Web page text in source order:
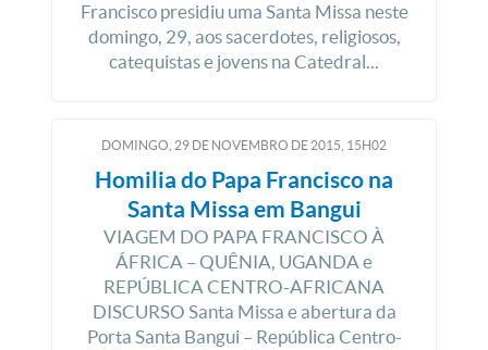
Francisco presidiu uma Santa Missa neste
domingo, 29, aos sacerdotes, religiosos,
catequistas e jovens na Catedral...
DOMINGO, 29 DE NOVEMBRO DE 2015, 15H02
Homilia do Papa Francisco na
Santa Missa em Bangui
VIAGEM DO PAPA FRANCISCO À
ÁFRICA – QUÊNIA, UGANDA e
REPÚBLICA CENTRO-AFRICANA
DISCURSO Santa Missa e abertura da
Porta Santa Bangui – República Centro-